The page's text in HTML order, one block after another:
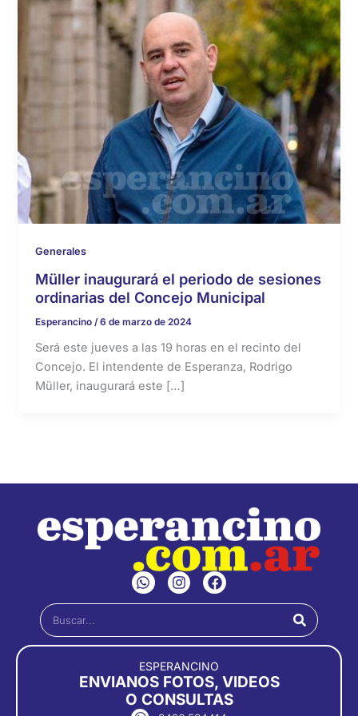
Generales
Müller inaugurará el periodo de sesiones
ordinarias del Concejo Municipal
Esperancino /6 de marzo de 2024
Será este jueves a las 19 horas en el recinto del
Concejo. El intendente de Esperanza, Rodrigo
Müller, inaugurará este […]
W
h
a
s
a
p
p
I
n
s
a
g
r
a
m
F
a
c
b
o
o
k
Buscar
ESPERANCINO
ENVIANOS FOTOS, VIDEOS
O CONSULTAS